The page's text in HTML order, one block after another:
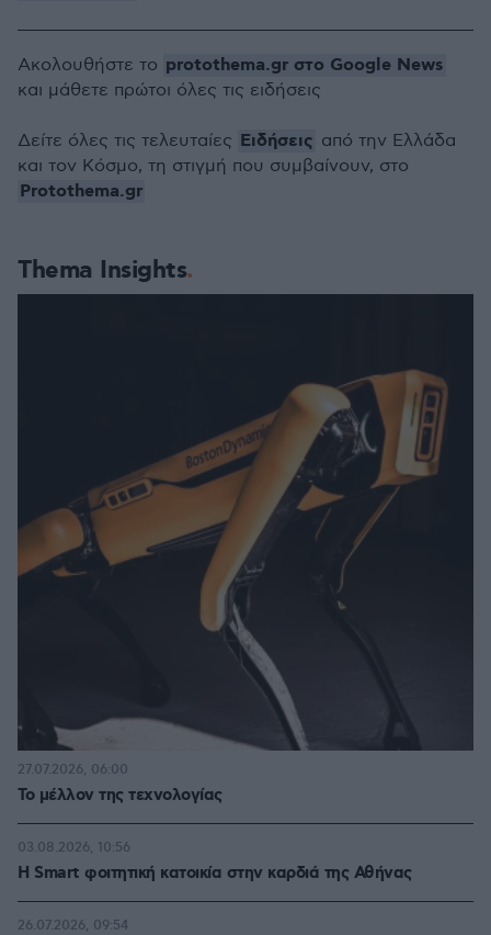
Thema Insights
Το μέλλον της τεχνολογίας
27.07.2026, 06:00
Η Smart φοιτητική κατοικία στην καρδιά της Αθήνας
03.08.2026, 10:56
26.07.2026, 09:54
Ακολουθήστε το protothema.gr στο Google News
και μάθετε πρώτοι όλες τις ειδήσεις
Δείτε όλες τις τελευταίες Ειδήσεις από την Ελλάδα
και τον Κόσμο, τη στιγμή που συμβαίνουν, στο
Protothema.gr